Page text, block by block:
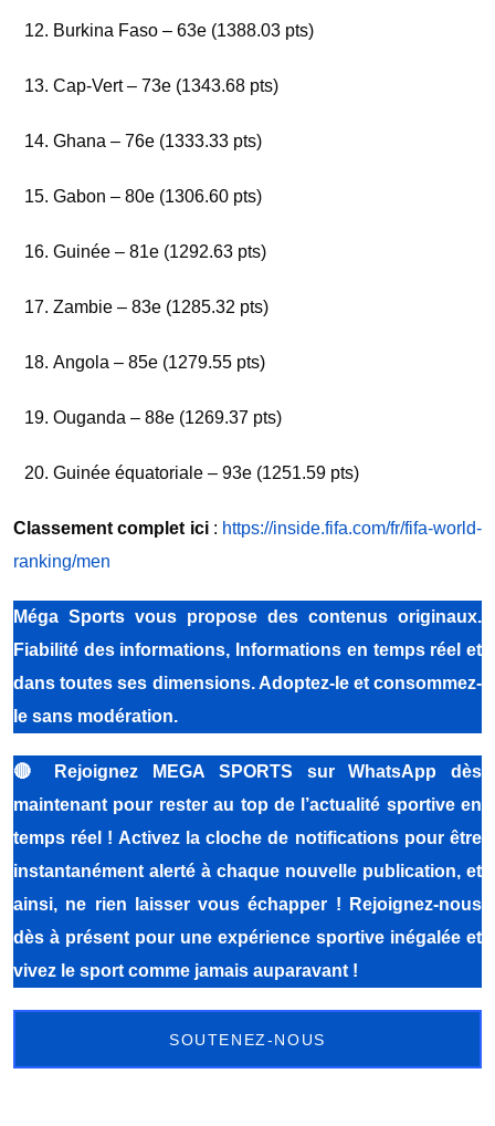
Burkina Faso – 63e (1388.03 pts)
Cap-Vert – 73e (1343.68 pts)
Ghana – 76e (1333.33 pts)
Gabon – 80e (1306.60 pts)
Guinée – 81e (1292.63 pts)
Zambie – 83e (1285.32 pts)
Angola – 85e (1279.55 pts)
Ouganda – 88e (1269.37 pts)
Guinée équatoriale – 93e (1251.59 pts)
Classement complet ici: https://inside.fifa.com/fr/fifa-world-
ranking/men
Méga Sports vous propose des contenus originaux.
Fiabilité des informations, Informations en temps réel et
dans toutes ses dimensions. Adoptez-le et consommez-
le sans modération.
🔴
Rejoignez MEGA SPORTS sur WhatsApp dès
maintenant pour rester au top de l’actualité sportive en
temps réel ! Activez la cloche de notifications pour être
instantanément alerté à chaque nouvelle publication, et
ainsi, ne rien laisser vous échapper ! Rejoignez-nous
dès à présent pour une expérience sportive inégalée et
vivez le sport comme jamais auparavant !
SOUTENEZ-NOUS